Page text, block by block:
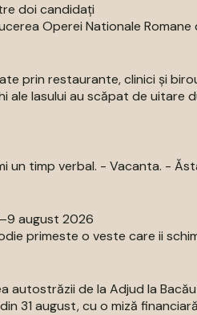
doi candidați
Operei Nationale Romane
prin restaurante, clinici și
ale Iasului au scăpat de uitare
un timp verbal. - Vacanta. -
august 2026
primeste o veste care ii
autostrăzii de la Adjud la Bacău
31 august, cu o miză